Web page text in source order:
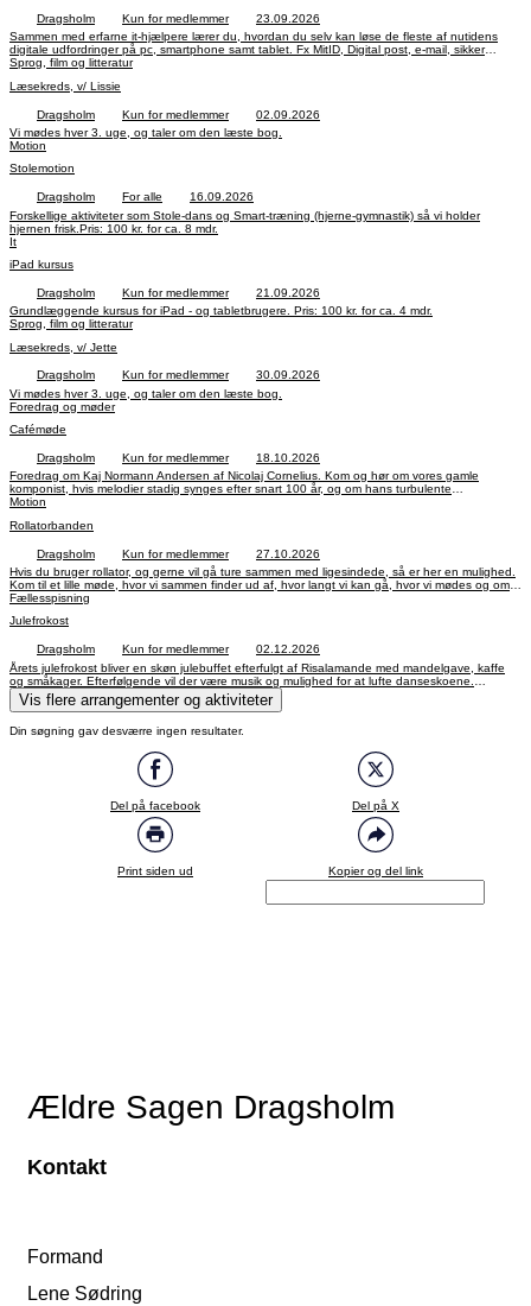
Dragsholm Kun for medlemmer
23.09.2026
Sammen med erfarne it-hjælpere lærer du, hvordan du selv kan løse de fleste af nutidens
digitale udfordringer på pc, smartphone samt tablet. Fx MitID, Digital post, e-mail, sikker
færden på internettet m.m. Pris: 100 kr. for ca. 4 mdr.
Sprog, film og litteratur
Læsekreds, v/ Lissie
Dragsholm Kun for medlemmer
02.09.2026
Vi mødes hver 3. uge, og taler om den læste bog.
Motion
Stolemotion
Dragsholm For alle
16.09.2026
Forskellige aktiviteter som Stole-dans og Smart-træning (hjerne-gymnastik) så vi holder
hjernen frisk.Pris: 100 kr. for ca. 8 mdr.
It
iPad kursus
Dragsholm Kun for medlemmer
21.09.2026
Grundlæggende kursus for iPad - og tabletbrugere. Pris: 100 kr. for ca. 4 mdr.
Sprog, film og litteratur
Læsekreds, v/ Jette
Dragsholm Kun for medlemmer
30.09.2026
Vi mødes hver 3. uge, og taler om den læste bog.
Foredrag og møder
Cafémøde
Dragsholm Kun for medlemmer
18.10.2026
Foredrag om Kaj Normann Andersen af Nicolaj Cornelius. Kom og hør om vores gamle
komponist, hvis melodier stadig synges efter snart 100 år, og om hans turbulente
privatliv.Tilmelding fra 10. september til 12. oktober.
Motion
Rollatorbanden
Dragsholm Kun for medlemmer
27.10.2026
Hvis du bruger rollator, og gerne vil gå ture sammen med ligesindede, så er her en mulighed.
Kom til et lille møde, hvor vi sammen finder ud af, hvor langt vi kan gå, hvor vi mødes og om vi
skal skiftes til at vælge rute mv.Tilmelding fra 1. til 21. oktober.
Fællesspisning
Julefrokost
Dragsholm Kun for medlemmer
02.12.2026
Årets julefrokost bliver en skøn julebuffet efterfulgt af Risalamande med mandelgave, kaffe
og småkager. Efterfølgende vil der være musik og mulighed for at lufte danseskoene.
Tilmelding fra 2. til 20. november, Pris: 315 kr. som betales efter tilmelding. Drikkevarer
afregnes særskilt.
Vis flere arrangementer og aktiviteter
Din søgning gav desværre ingen resultater.
Del på facebook Del på X
Print siden ud Kopier og del link
Ældre Sagen Dragsholm
Kontakt
Formand
Lene Sødring